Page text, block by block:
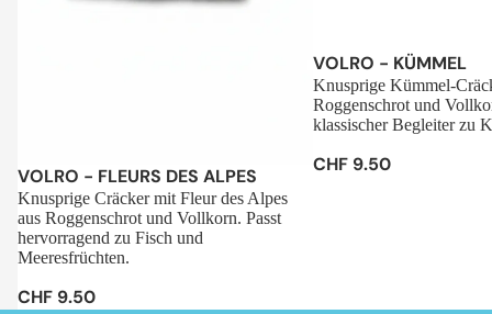
Sale
VOLRO - FLEURS DES ALPES
Knusprige Cräcker mit Fleur des Alpes
aus Roggenschrot und Vollkorn. Passt
hervorragend zu Fisch und
Meeresfrüchten.
CHF 9.50
VOLRO - KÜMMEL
Knusprige Kümmel-
Roggenschrot und
klassischer Begleiter zu
CHF 9.50